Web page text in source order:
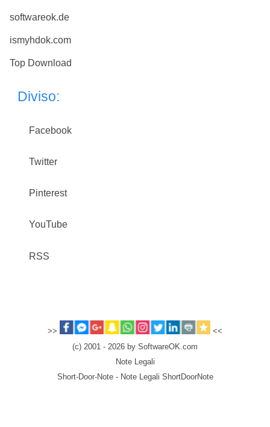
softwareok.de
ismyhdok.com
Top Download
Diviso:
Facebook
Twitter
Pinterest
YouTube
RSS
>>
<<
(c) 2001 - 2026 by SoftwareOK.com
Note Legali
Short-Door-Note - Note Legali ShortDoorNote